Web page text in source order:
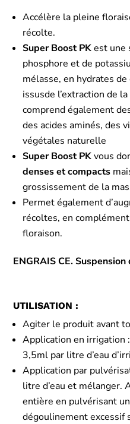
Accélère la pleine
récolte.
Super Boost PKest une
phosphore et de
mélasse, en hydrates
issusde l’extraction de
comprend également
des acides aminés, des
végétales naturelle
Super Boost PKvous
denses et compacts
grossissement de la
Permet également
récoltes, en
floraison.
ENGRAIS CE.
UTILISATION :
Agiter le produit avant
Application en irrigation
3,5ml par litre d’eau
Application par
litre d’eau et mélanger.
entière en pulvérisant
dégoulinement excessif